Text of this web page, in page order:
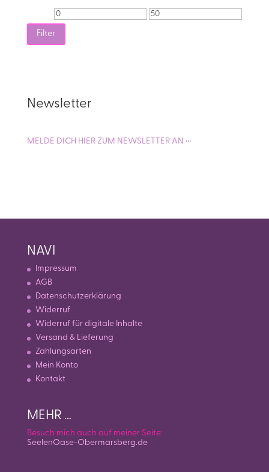
Min.
Preis
Max.
Filter
Newsletter
MELDE DICH HIER ZUM NEWSLETTER AN ›››
NAVI
Impressum
AGB
Datenschutzerklärung
Widerruf
Widerruf für digitale Inhalte
Versand & Lieferung
Zahlungsarten
Mein Konto
Kontakt
MEHR …
Besuch mich auch auf meiner Seite:
SeelenOase-Obermarsberg.de